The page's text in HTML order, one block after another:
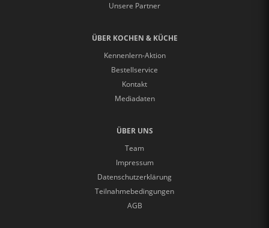
Unsere Partner
ÜBER KOCHEN & KÜCHE
Kennenlern-Aktion
Bestellservice
Kontakt
Mediadaten
ÜBER UNS
Team
Impressum
Datenschutzerklärung
Teilnahmebedingungen
AGB